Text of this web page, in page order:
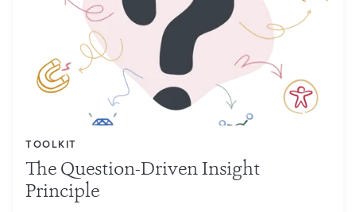
TOOLKIT
The Question-Driven Insight
Principle